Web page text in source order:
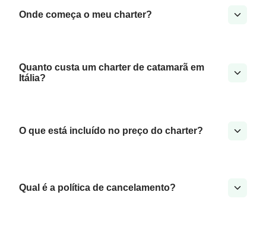
Onde começa o meu charter?
Quanto custa um charter de catamarã em
Itália?
O que está incluído no preço do charter?
Qual é a política de cancelamento?